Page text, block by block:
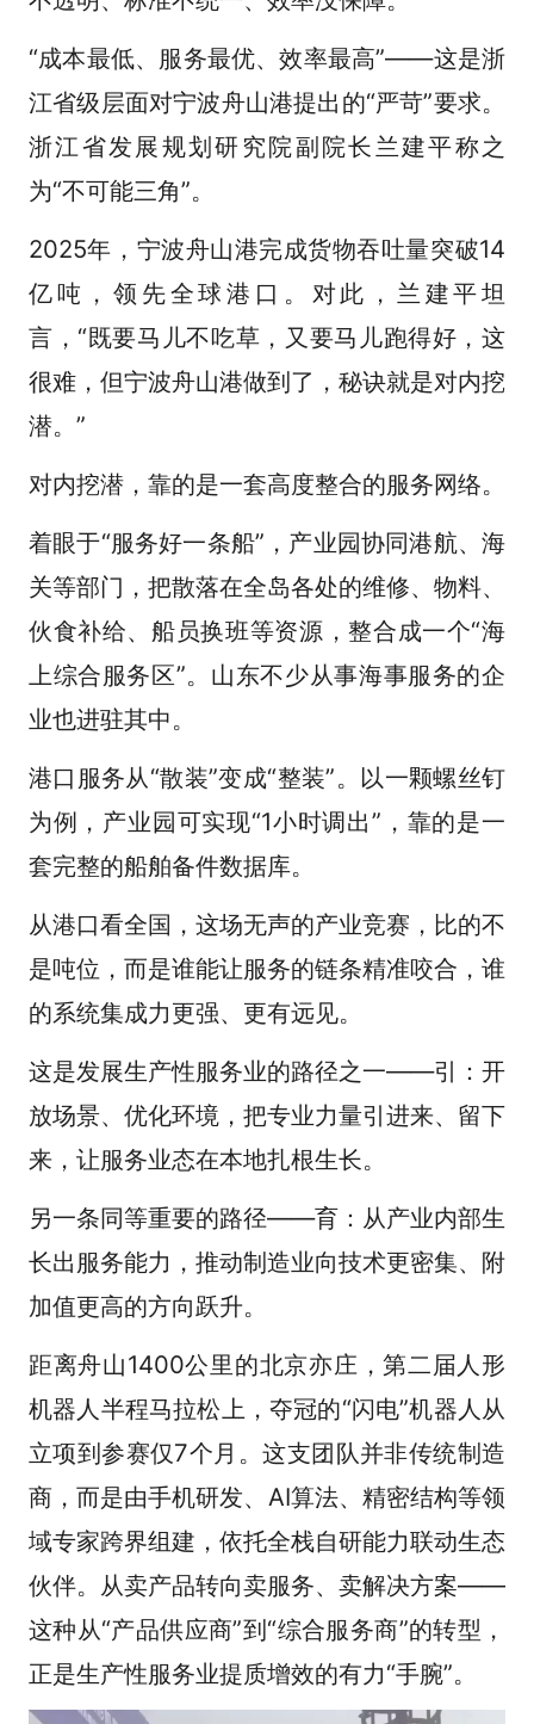
“成本最低、服务最优、效率最高”——这是浙
江省级层面对宁波舟山港提出的“严苛”要求。
浙江省发展规划研究院副院长兰建平称之
为“不可能三角”。
2025年，宁波舟山港完成货物吞吐量突破14
亿吨，领先全球港口。对此，兰建平坦
言，“既要马儿不吃草，又要马儿跑得好，这
很难，但宁波舟山港做到了，秘诀就是对内挖
潜。”
对内挖潜，靠的是一套高度整合的服务网络。
着眼于“服务好一条船”，产业园协同港航、海
关等部门，把散落在全岛各处的维修、物料、
伙食补给、船员换班等资源，整合成一个“海
上综合服务区”。山东不少从事海事服务的企
业也进驻其中。
港口服务从“散装”变成“整装”。以一颗螺丝钉
为例，产业园可实现“1小时调出”，靠的是一
套完整的船舶备件数据库。
从港口看全国，这场无声的产业竞赛，比的不
是吨位，而是谁能让服务的链条精准咬合，谁
的系统集成力更强、更有远见。
这是发展生产性服务业的路径之一——引：开
放场景、优化环境，把专业力量引进来、留下
来，让服务业态在本地扎根生长。
另一条同等重要的路径——育：从产业内部生
长出服务能力，推动制造业向技术更密集、附
加值更高的方向跃升。
距离舟山1400公里的北京亦庄，第二届人形
机器人半程马拉松上，夺冠的“闪电”机器人从
立项到参赛仅7个月。这支团队并非传统制造
商，而是由手机研发、AI算法、精密结构等领
域专家跨界组建，依托全栈自研能力联动生态
伙伴。从卖产品转向卖服务、卖解决方案——
这种从“产品供应商”到“综合服务商”的转型，
正是生产性服务业提质增效的有力“手腕”。